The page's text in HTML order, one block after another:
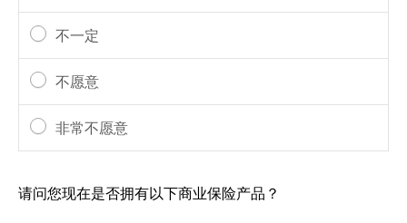
不一定
不愿意
非常不愿意
请问您现在是否拥有以下商业保险产品？